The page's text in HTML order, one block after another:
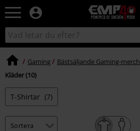
EMP
-
Musik,
TV
&
Sök
i
Gaming Bästsäljande Gaming-merch
Kläder (10)
T-Shirtar (7)